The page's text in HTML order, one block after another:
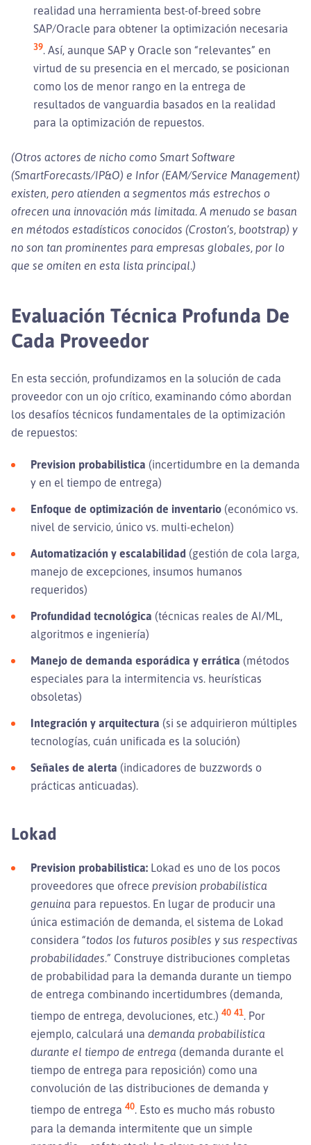
realidad una herramienta best-of-breed sobre
SAP/Oracle para obtener la optimización necesaria
39. Así, aunque SAP y Oracle son “relevantes” en
virtud de su presencia en el mercado, se posicionan
como los de menor rango en la entrega de
resultados de vanguardia basados en la realidad
para la optimización de repuestos.
(Otros actores de nicho como Smart Software
(SmartForecasts/IP&O) e Infor (EAM/Service Management)
existen, pero atienden a segmentos más estrechos o
ofrecen una innovación más limitada. A menudo se basan
en métodos estadísticos conocidos (Croston’s, bootstrap) y
no son tan prominentes para empresas globales, por lo
que se omiten en esta lista principal.)
Evaluación Técnica Profunda De
Cada Proveedor
En esta sección, profundizamos en la solución de cada
proveedor con un ojo crítico, examinando cómo abordan
los desafíos técnicos fundamentales de la optimización
de repuestos:
Prevision probabilistica (incertidumbre en la demanda
y en el tiempo de entrega)
Enfoque de optimización de inventario (económico vs.
nivel de servicio, único vs. multi-echelon)
Automatización y escalabilidad (gestión de cola larga,
manejo de excepciones, insumos humanos
requeridos)
Profundidad tecnológica (técnicas reales de AI/ML,
algoritmos e ingeniería)
Manejo de demanda esporádica y errática (métodos
especiales para la intermitencia vs. heurísticas
obsoletas)
Integración y arquitectura (si se adquirieron múltiples
tecnologías, cuán unificada es la solución)
Señales de alerta (indicadores de buzzwords o
prácticas anticuadas).
Lokad
Prevision probabilistica: Lokad es uno de los pocos
proveedores que ofrece prevision probabilistica
genuina para repuestos. En lugar de producir una
única estimación de demanda, el sistema de Lokad
considera “todos los futuros posibles y sus respectivas
probabilidades.” Construye distribuciones completas
de probabilidad para la demanda durante un tiempo
de entrega combinando incertidumbres (demanda,
tiempo de entrega, devoluciones, etc.) 40 41. Por
ejemplo, calculará una demanda probabilistica
durante el tiempo de entrega (demanda durante el
tiempo de entrega para reposición) como una
convolución de las distribuciones de demanda y
tiempo de entrega 40. Esto es mucho más robusto
para la demanda intermitente que un simple